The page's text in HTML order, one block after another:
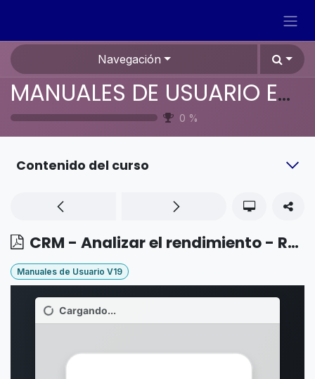
Navegación
MANUALES DE USUARIO EN ESPAÑOL ODOO 19
0 %
Contenido del curso
CRM - Analizar el rendimiento - Reporte de ingresos esperados
Manuales de Usuario V19